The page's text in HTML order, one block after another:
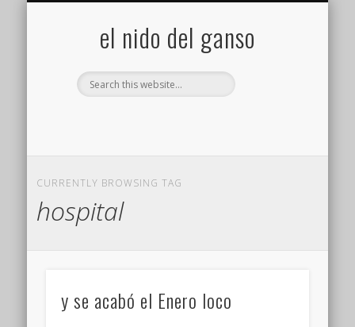
el nido del ganso
CURRENTLY BROWSING TAG
hospital
y se acabó el Enero loco